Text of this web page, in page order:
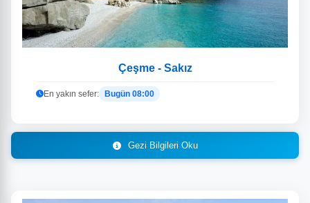
Çeşme - Sakız
En yakın sefer: Bugün 08:00
Gezi Bilgileri Oku